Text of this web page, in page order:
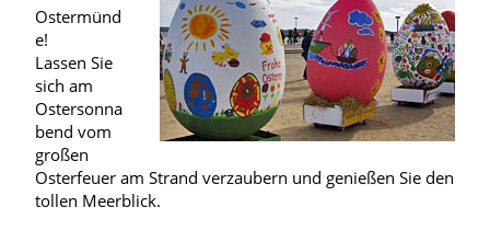
Ostermünd
e!
Lassen Sie
sich am
Ostersonna
bend vom
großen
Osterfeuer am Strand verzaubern und genießen Sie den
tollen Meerblick.